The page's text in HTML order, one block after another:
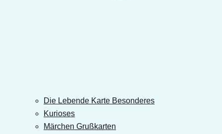
Die Lebende Karte Besonderes
Kurioses
Märchen Grußkarten